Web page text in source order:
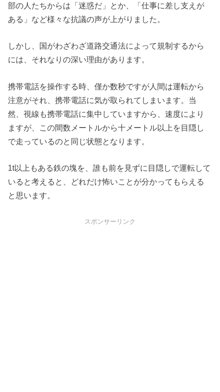
部の人たちからは「迷惑だ」とか、「仕事に差し支えが
ある」など様々な抗議の声が上がりました。
しかし、国がわざわざ道路交通法によって規制するから
には、それなりの深い理由があります。
携帯電話を操作する時、僅か数秒ですが人間は運転から
注意がそれ、携帯電話に気が取られてしまいます。当
然、視線も携帯電話に集中していますから、速度により
ますが、この間数メートルから十メートル以上を目隠し
で走っているのと同じ状態となります。
1t以上もある鉄の塊を、誰も前を見ずに目隠しで運転して
いると考えると、どれだけ怖いことが分かってもらえる
と思います。
スポンサーリンク